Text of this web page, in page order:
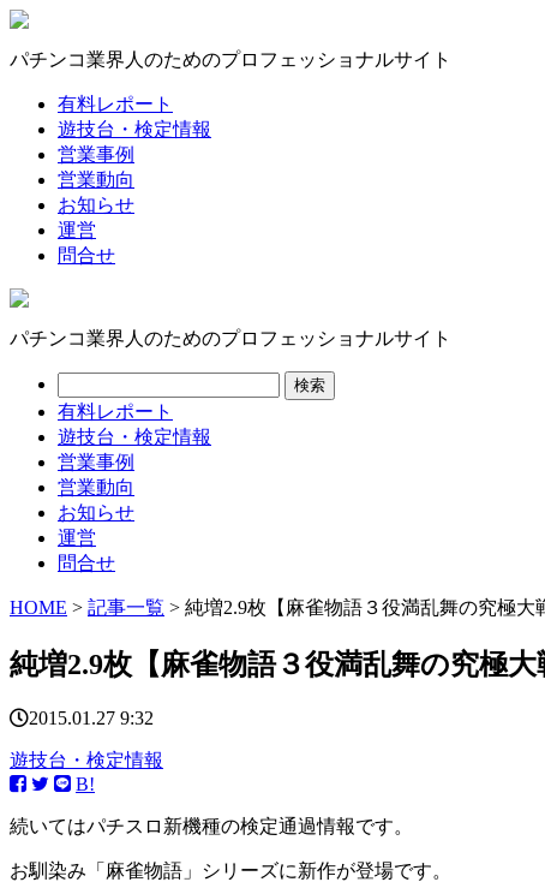
パチンコ業界人のためのプロフェッショナルサイト
有料レポート
遊技台・検定情報
営業事例
営業動向
お知らせ
運営
問合せ
パチンコ業界人のためのプロフェッショナルサイト
有料レポート
遊技台・検定情報
営業事例
営業動向
お知らせ
運営
問合せ
HOME > 記事一覧 > 純増2.9枚【麻雀物語３役満乱舞の究極大
純増2.9枚【麻雀物語３役満乱舞の究極
2015.01.27 9:32
遊技台・検定情報
B!
続いてはパチスロ新機種の検定通過情報です。
お馴染み「麻雀物語」シリーズに新作が登場です。